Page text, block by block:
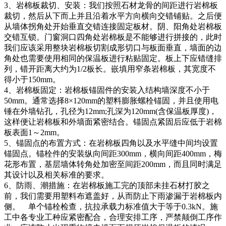
3、岩棉板裁切、安装：我们按照石材龙骨的间距进行岩棉板
裁切，然后从下而上并且沿着水平方向横向交错铺贴。之后便
从墙体拐角处开始垂直交错连接固定板材。阴、阳角处岩棉板
交错互锁。门窗洞口四角处岩棉板是不能够进行拼接的，此时
我们应该采用整块岩棉板切割成形切口与板面垂直，墙面的边
角处也需要使用相同的保温板进行粘贴固定。板上下应错缝排
列，错开距离大约为1/2板长。嵌填用窄条岩棉板，其宽度不
得小于150mm。
4、岩棉板固定：岩棉板锚固件的安装入结构墙深度不小于
50mm。通常选择8×120mm的塑料膨胀螺栓锚固，并且使用电
锤在外墙钻孔，孔径为12mm;孔深为120mm(含保温板厚度)，
这样便让岩棉板和外墙面紧密结合。锚固点紧固后应低于岩棉
板表面1～2mm。
5、锚固点的布置方式：在岩棉板四角以及水平缝中间均设置
锚固点。锚栓件的安装纵向间距300mm，横向间距400mm，梅
花形布置，基层墙体转角处加密至间距200mm，而且同时满足
其设计以及相关标准的要求。
6、防雨、潮措施：在岩棉板施工完的顶部未挂石材打胶之
前，我们需要用塑料布遮盖好，从而防止下雨渗漏于岩棉板内
侧。 单个锚栓检查，抗拉承载力标准值大于等于0.3kN。施
工中各专业工种应紧密配合，合理安排工序，严禁颠倒工序作